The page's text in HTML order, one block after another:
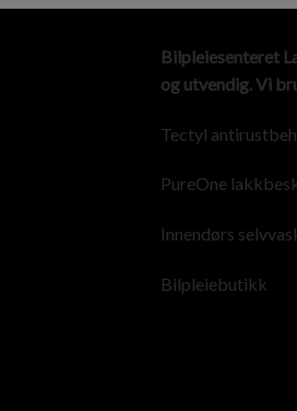
Bilpleiesenteret
og utvendig. Vi
Tectyl
PureOne
Innendørs
Bilpleiebutikk